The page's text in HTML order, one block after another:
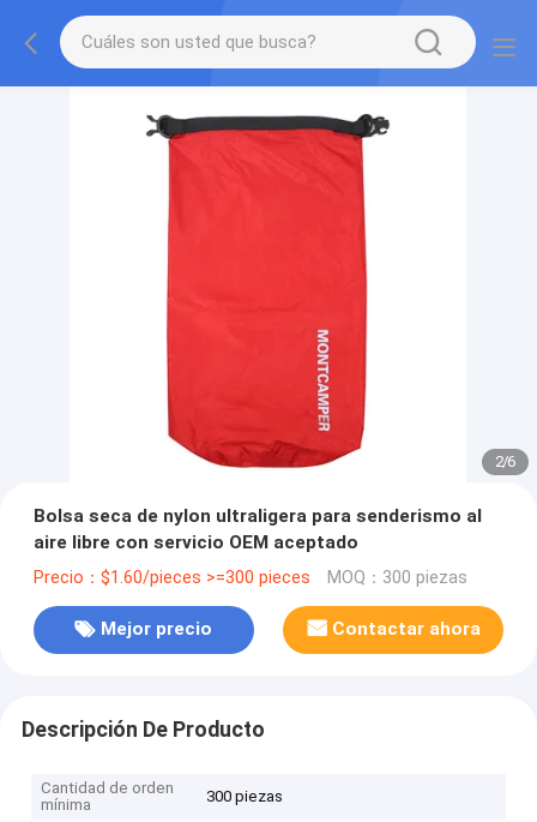
2/6
Bolsa seca de nylon ultraligera para senderismo al
aire libre con servicio OEM aceptado
Precio：$1.60/pieces >=300 pieces MOQ：300 piezas
Mejor precio Contactar ahora
Descripción De Producto
Cantidad de orden
mínima
300 piezas